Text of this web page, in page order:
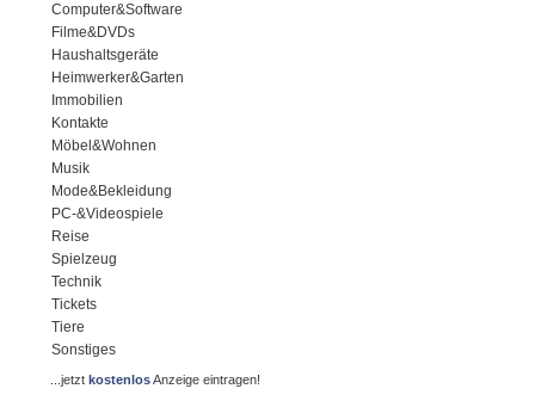
Computer&Software
Filme&DVDs
Haushaltsgeräte
Heimwerker&Garten
Immobilien
Kontakte
Möbel&Wohnen
Musik
Mode&Bekleidung
PC-&Videospiele
Reise
Spielzeug
Technik
Tickets
Tiere
Sonstiges
...jetztkostenlosAnzeige eintragen!